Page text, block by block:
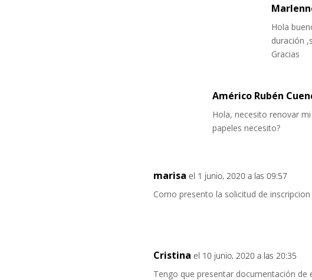
Hola
duración
Gracias
Américo Rubén
Hola, necesito renovar
papeles necesito?
marisa el 1 junio, 2020 a las 09:57
Como presento la solicitud de
Cristina el 10 junio, 2020 a las 20:35
Tengo que presentar documentación